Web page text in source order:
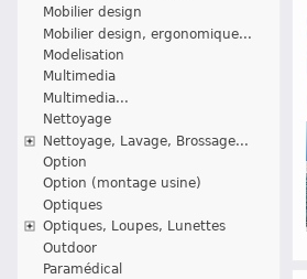
Mobilier design
Mobilier design, ergonomique...
Modelisation
Multimedia
Multimedia...
Nettoyage
Nettoyage, Lavage, Brossage...
Option
Option (montage usine)
Optiques
Optiques, Loupes, Lunettes
Outdoor
Paramédical